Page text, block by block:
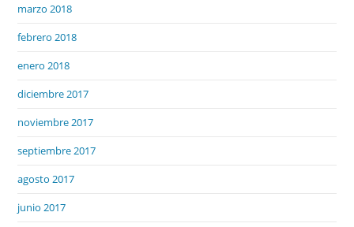
marzo 2018
febrero 2018
enero 2018
diciembre 2017
noviembre 2017
septiembre 2017
agosto 2017
junio 2017